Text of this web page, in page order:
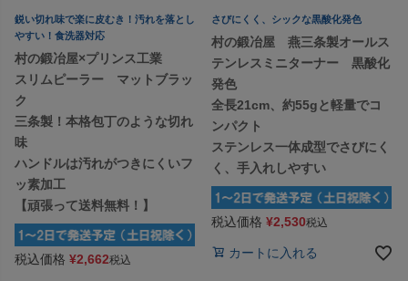
鋭い切れ味で楽に皮むき！汚れを落とし
やすい！食洗器対応
村の鍛冶屋×プリンス工業
スリムピーラー マットブラッ
ク
三条製！本格包丁のような切れ
味
ハンドルは汚れがつきにくいフ
ッ素加工
【頑張って送料無料！】
税込価格 ¥2,662税込
さびにくく、シックな黒酸化発色
村の鍛冶屋 燕三条製オールス
テンレスミニターナー 黒酸化
発色
全長21cm、約55gと軽量でコ
ンパクト
ステンレス一体成型でさびにく
く、手入れしやすい
税込価格 ¥2,530税込
カートに入れる